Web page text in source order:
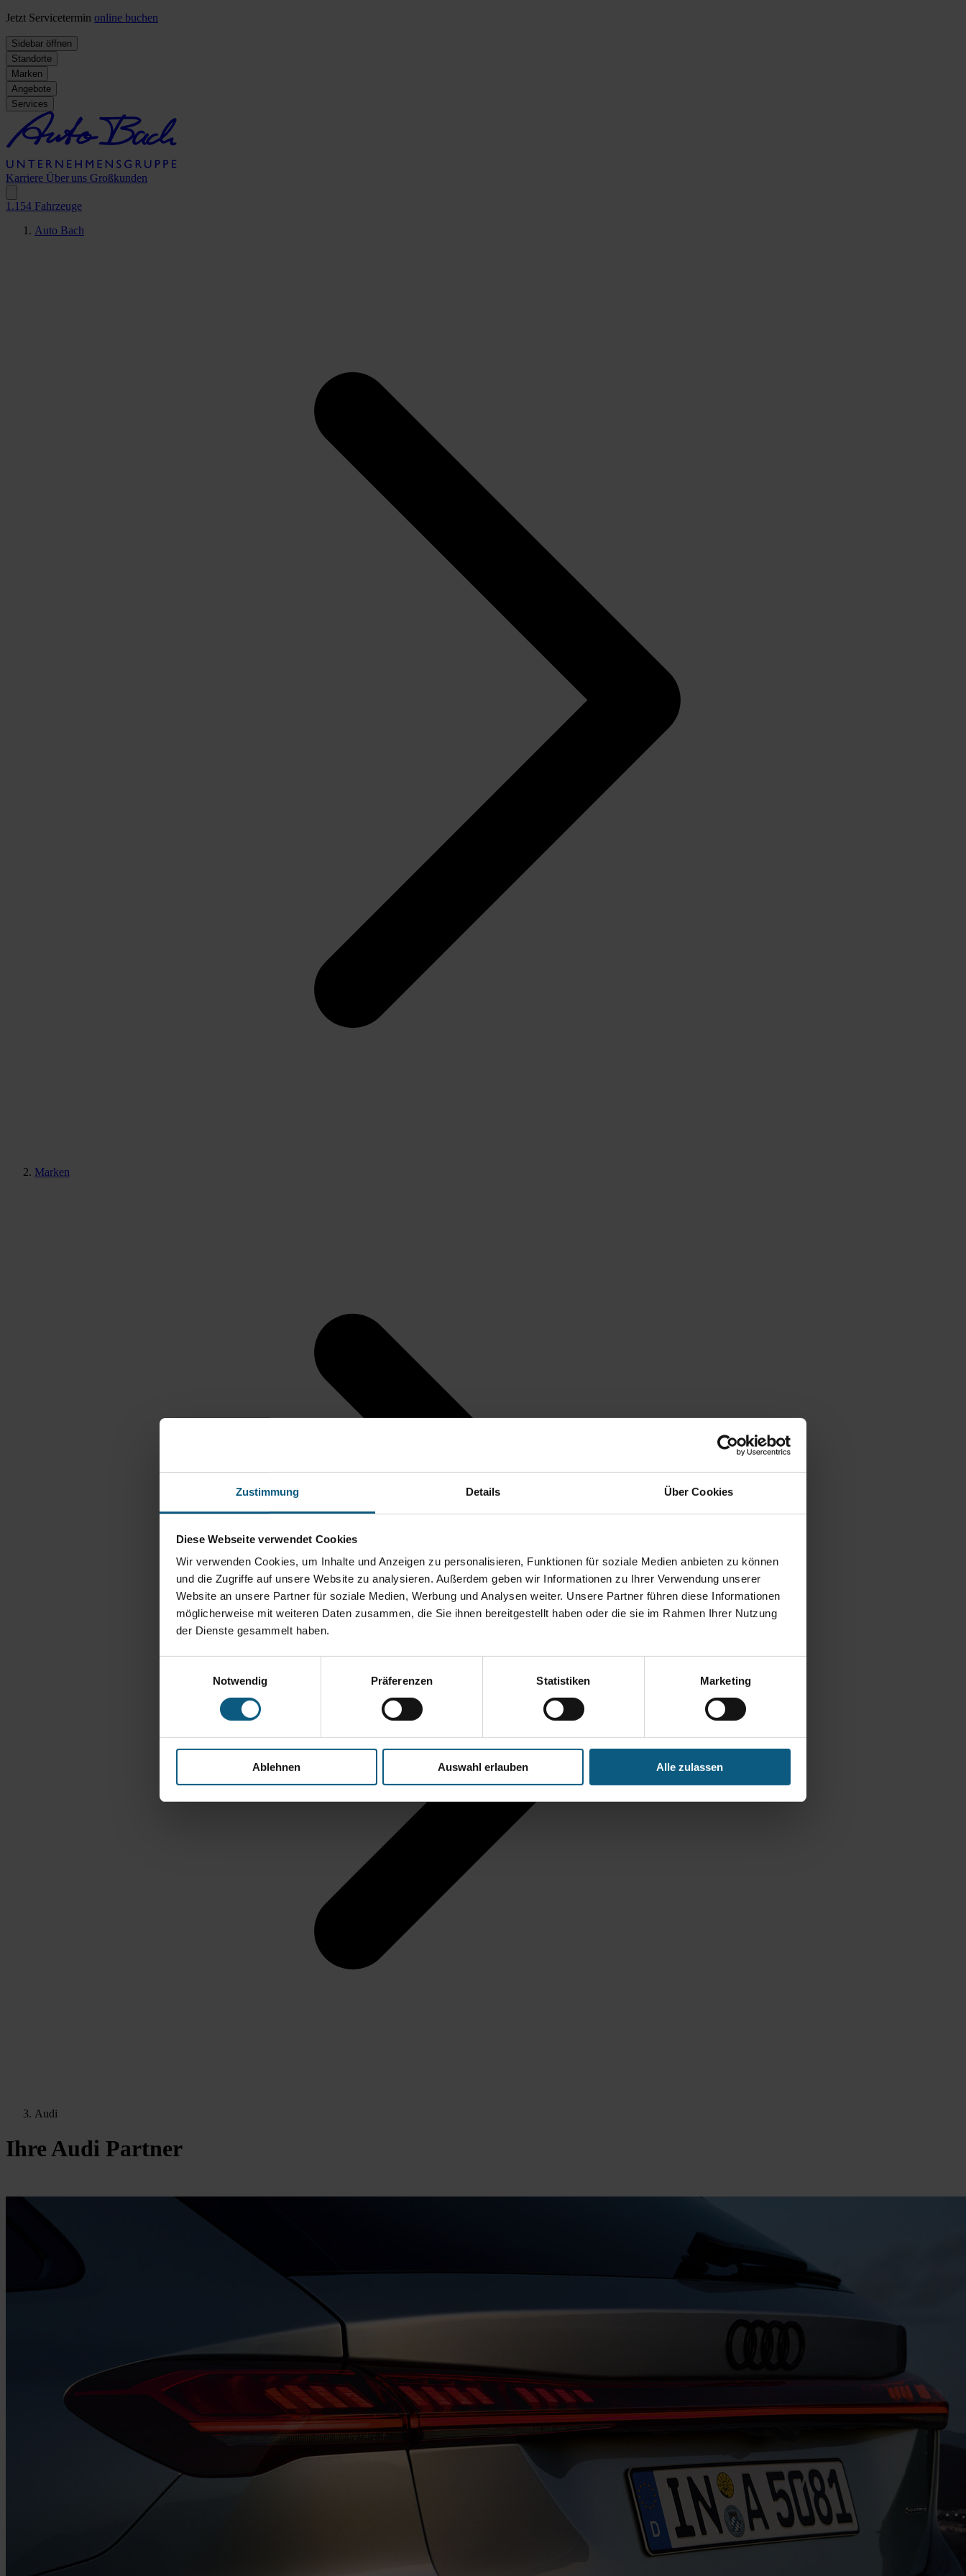
Zustimmung Details Über Cookies
Diese Webseite verwendet Cookies
Wir verwenden Cookies, um Inhalte und Anzeigen zu personalisieren, Funktionen für soziale Medien anbieten zu können
und die Zugriffe auf unsere Website zu analysieren. Außerdem geben wir Informationen zu Ihrer Verwendung unserer
Website an unsere Partner für soziale Medien, Werbung und Analysen weiter. Unsere Partner führen diese Informationen
möglicherweise mit weiteren Daten zusammen, die Sie ihnen bereitgestellt haben oder die sie im Rahmen Ihrer Nutzung
der Dienste gesammelt haben.
Notwendig
Präferenzen Statistiken Marketing
Ablehnen Auswahl erlauben Alle zulassen
Jetzt Servicetermin online buchen
Sidebar öffnen
Standorte
Marken
Angebote
Services
Karriere Über uns Großkunden
1.154 Fahrzeuge
Auto Bach
Marken
Audi
Ihre Audi Partner